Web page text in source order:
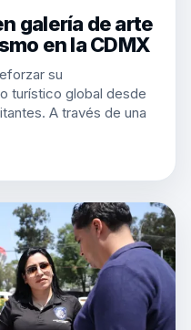
galería de arte
en la CDMX
su
turístico global desde
A través de una